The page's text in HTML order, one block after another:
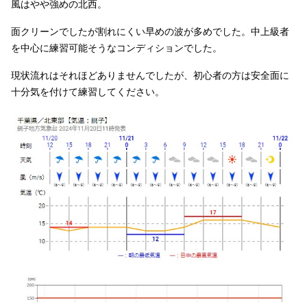
風はやや強めの北西。
面クリーンでしたが割れにくい早めの波が多めでした。中上級者
を中心に練習可能そうなコンディションでした。
現状流れはそれほどありませんでしたが、初心者の方は安全面に
十分気を付けて練習してください。